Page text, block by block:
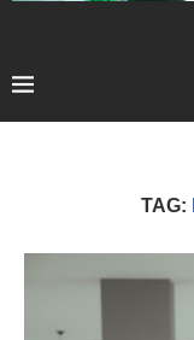
TAG: